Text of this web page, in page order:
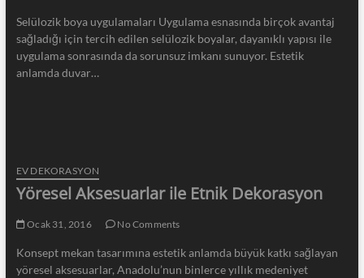
Selülozik boya uygulamaları Uygulama esnasında birçok avantaj
sağladığı için tercih edilen selülozik boyalar, dayanıklı yapısı ile
uygulama sonrasında da sorunsuz imkanı sunuyor. Estetik
anlamda duvar…
EV DEKORASYON
Yöresel Aksesuarlar ile Etnik Dekorasyon
Ocak 31, 2016 No Comments
Konsept mekan tasarımına estetik anlamda büyük katkı sağlayan
yöresel aksesuarlar, Anadolu’nun binlerce yıllık medeniyet